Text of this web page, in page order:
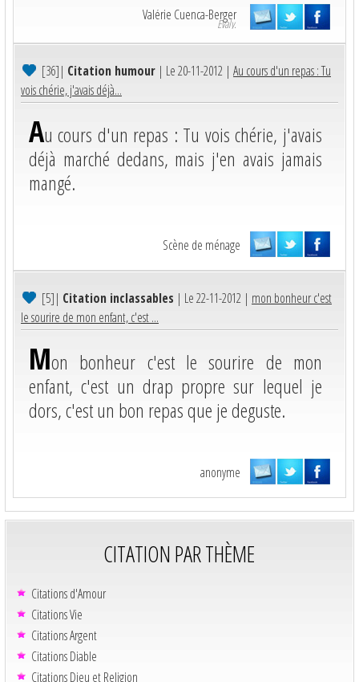
Valérie Cuenca-Berger
Evaly.
[36]| Citation humour | Le 20-11-2012 | Au cours d'un repas : Tu
vois chérie, j'avais déjà...
Au cours d'un repas : Tu vois chérie, j'avais
déjà marché dedans, mais j'en avais jamais
mangé.
Scène de ménage
[5]| Citation inclassables | Le 22-11-2012 | mon bonheur c'est
le sourire de mon enfant, c'est ...
Mon bonheur c'est le sourire de mon
enfant, c'est un drap propre sur lequel je
dors, c'est un bon repas que je deguste.
anonyme
CITATION PAR THÈME
Citations d'Amour
Citations Vie
Citations Argent
Citations Diable
Citations Dieu et Religion